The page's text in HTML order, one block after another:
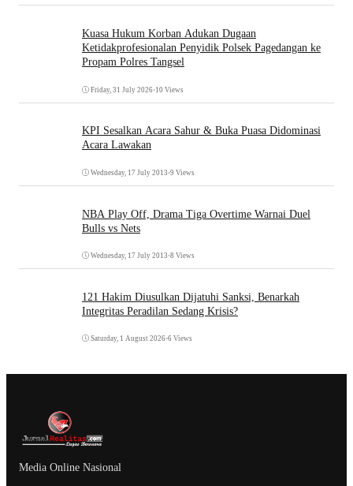
Kuasa Hukum Korban Adukan Dugaan
Ketidakprofesionalan Penyidik Polsek Pagedangan ke
Propam Polres Tangsel
Friday, 31 July 2026•10 Views
KPI Sesalkan Acara Sahur & Buka Puasa Didominasi
Acara Lawakan
Wednesday, 17 July 2013 •9 Views
NBA Play Off, Drama Tiga Overtime Warnai Duel
Bulls vs Nets
Wednesday, 17 July 2013 •8 Views
121 Hakim Diusulkan Dijatuhi Sanksi, Benarkah
Integritas Peradilan Sedang Krisis?
Saturday, 1 August 2026•6 Views
Media Online Nasional